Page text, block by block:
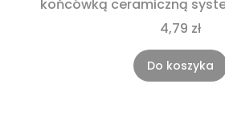
końcówką ceramiczną
4,79 zł
Do koszyka